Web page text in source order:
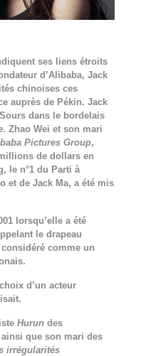
ses liens étroits
d’Alibaba, Jack
chinoises ces
auprès de Pékin. Jack
dans le bordelais
. Zhao Wei et son mari
Pictures Group,
de dollars en
le n°1 du Parti à
et de Jack Ma, a été mis
lorsqu’elle a été
le drapeau
comme un
d’un acteur
Hurundes
que son mari des
irrégularités